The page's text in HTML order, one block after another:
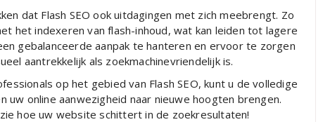
dat Flash SEO ook uitdagingen met zich meebrengt. Zo
het indexeren van flash-inhoud, wat kan leiden tot lagere
gebalanceerde aanpak te hanteren en ervoor te zorgen
aantrekkelijk als zoekmachinevriendelijk is.
op het gebied van Flash SEO, kunt u de volledige
online aanwezigheid naar nieuwe hoogten brengen.
hoe uw website schittert in de zoekresultaten!